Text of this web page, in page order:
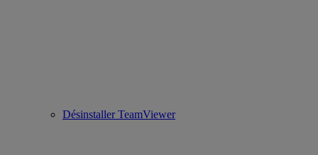
Désinstaller TeamViewer